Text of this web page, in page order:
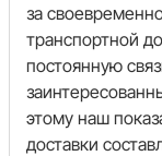
за
транспортной
постоянную
этому наш
доставки